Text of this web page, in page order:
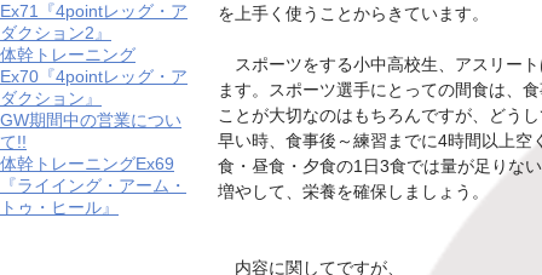
Ex71『4pointレッグ・ア
ダクション2』
体幹トレーニング
Ex70『4pointレッグ・ア
ダクション』
GW期間中の営業につい
て!!
体幹トレーニングEx69
『ライイング・アーム・
トゥ・ヒール』
を上手く使うことからきています。
スポーツをする小中高校生、アスリー
ます。スポーツ選手にとっての間食は、
ことが大切なのはもちろんですが、どう
早い時、食事後～練習までに4時間以上
食・昼食・夕食の1日3食では量が足りな
増やして、栄養を確保しましょう。
内容に関してですが、